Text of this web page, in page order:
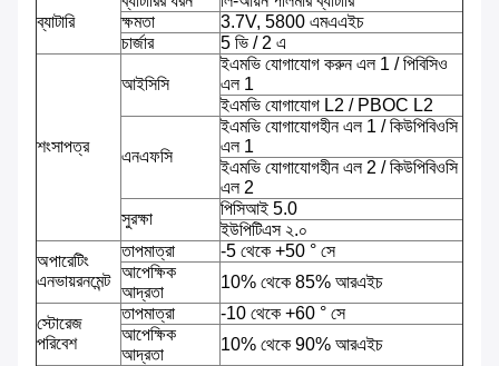
ব্যাটারি
ক্ষমতা
3.7V, 5800 এমএএইচ
চার্জার
5 ভি / 2 এ
শংসাপত্র
আইসিসি
ইএমভি যোগাযোগ করুন এল 1 / পিবিসিও
এল 1
ইএমভি যোগাযোগ L2 / PBOC L2
এনএফসি
ইএমভি যোগাযোগহীন এল 1 / কিউপিবিওসি
এল 1
ইএমভি যোগাযোগহীন এল 2 / কিউপিবিওসি
এল 2
সুরক্ষা
পিসিআই 5.0
ইউপিটিএস ২.০
অপারেটিং
এনভায়রনমেন্ট
তাপমাত্রা
-5 থেকে +50 ° সে
আপেক্ষিক
আদ্রতা
10% থেকে 85% আরএইচ
স্টোরেজ
পরিবেশ
তাপমাত্রা
-10 থেকে +60 ° সে
আপেক্ষিক
আদ্রতা
10% থেকে 90% আরএইচ